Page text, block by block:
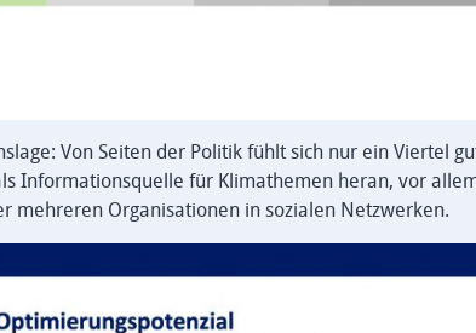
Von Seiten der Politik fühlt sich nur ein Viertel
Informationsquelle für Klimathemen heran, vor
mehreren Organisationen in sozialen Netzwerken.